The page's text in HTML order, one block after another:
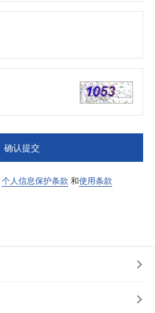
确认提交
个人信息保护条款 和使用条款